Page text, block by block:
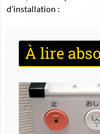
d'installation :
À lire